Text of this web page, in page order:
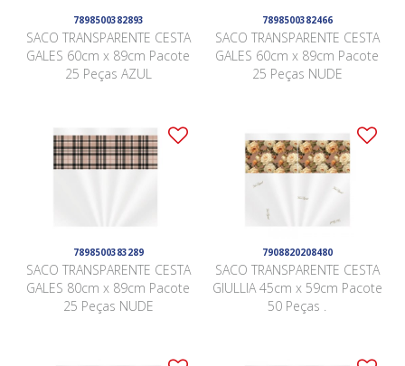
7898500382893
SACO TRANSPARENTE CESTA
GALES 60cm x 89cm Pacote
25 Peças AZUL
7898500382466
SACO TRANSPARENTE CESTA
GALES 60cm x 89cm Pacote
25 Peças NUDE
7898500383289
SACO TRANSPARENTE CESTA
GALES 80cm x 89cm Pacote
25 Peças NUDE
7908820208480
SACO TRANSPARENTE CESTA
GIULLIA 45cm x 59cm Pacote
50 Peças .